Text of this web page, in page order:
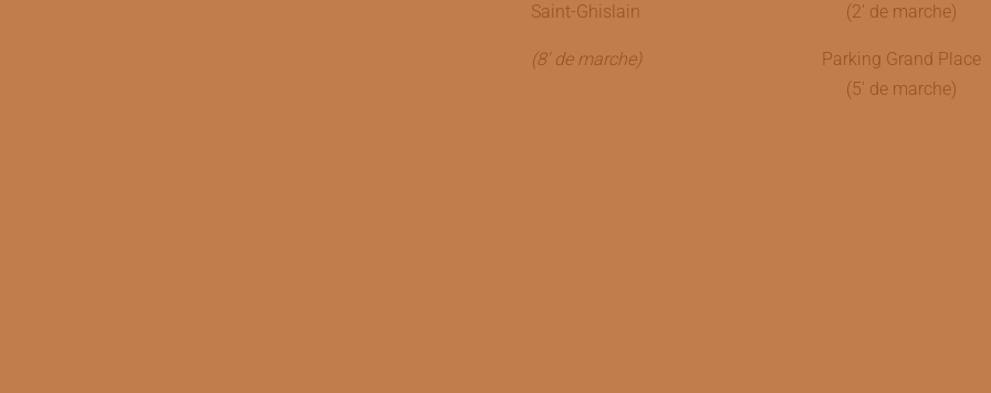
Saint-Ghislain
(8' de marche)
(2' de marche)
Parking Grand Place
(5' de marche)